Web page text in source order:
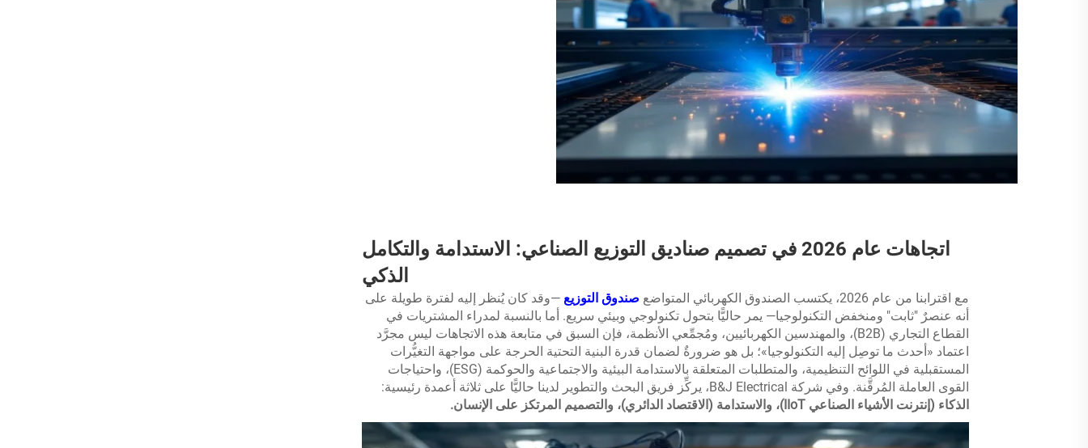
اتجاهات عام 2026 في تصميم صناديق التوزيع الصناعي: الاستدامة والتكامل
الذكي
مع اقترابنا من عام 2026، يكتسب الصندوق الكهربائي المتواضع صندوق التوزيع —وقد كان يُنظر إليه لفترة طويلة على
أنه عنصرٌ "ثابت" ومنخفض التكنولوجيا— يمر حاليًّا بتحول تكنولوجي وبيئي سريع. أما بالنسبة لمدراء المشتريات في
القطاع التجاري (B2B)، والمهندسين الكهربائيين، ومُجمِّعي الأنظمة، فإن السبق في متابعة هذه الاتجاهات ليس مجرَّد
اعتماد «أحدث ما توصِل إليه التكنولوجيا»؛ بل هو ضرورةٌ لضمان قدرة البنية التحتية الحرجة على مواجهة التغيُّرات
المستقبلية في اللوائح التنظيمية، والمتطلبات المتعلقة بالاستدامة البيئية والاجتماعية والحوكمة (ESG)، واحتياجات
القوى العاملة المُرقَّنة. وفي شركة B&J Electrical، يركِّز فريق البحث والتطوير لدينا حاليًّا على ثلاثة أعمدة رئيسية:
الذكاء (إنترنت الأشياء الصناعي IIoT)، والاستدامة (الاقتصاد الدائري)، والتصميم المرتكز على الإنسان.